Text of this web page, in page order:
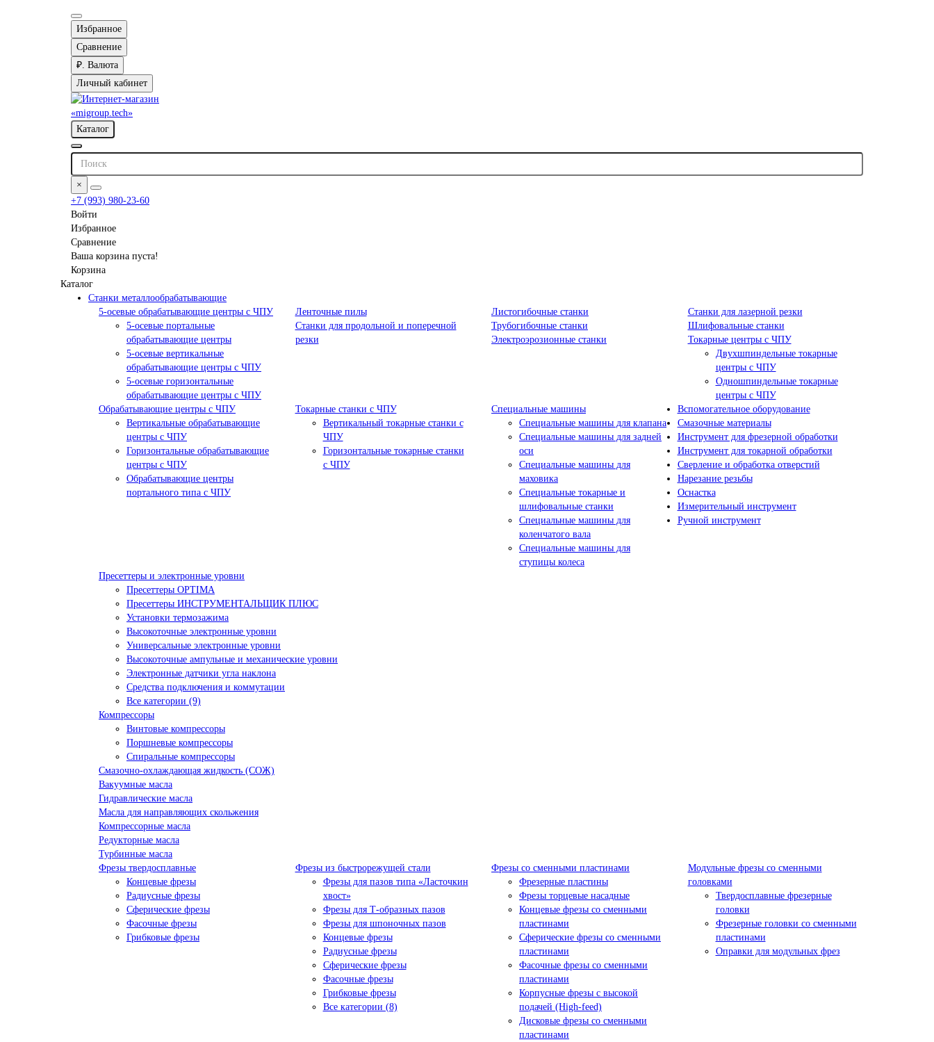
Избранное
Сравнение
₽. Валюта
Личный кабинет
Каталог
×
+7 (993) 980-23-60
Войти
Избранное
Сравнение
Ваша корзина пуста!
Корзина
Каталог
Станки металлообрабатывающие
5-осевые обрабатывающие центры с ЧПУ
5-осевые портальные
обрабатывающие центры
5-осевые вертикальные
обрабатывающие центры с ЧПУ
5-осевые горизонтальные
обрабатывающие центры с ЧПУ
Ленточные пилы Листогибочные станки
Станки для лазерной резки
Станки для продольной и поперечной
резки
Трубогибочные станки
Шлифовальные станки
Электроэрозионные станки
Токарные центры с ЧПУ
Двухшпиндельные токарные
центры с ЧПУ
Одношпиндельные токарные
центры с ЧПУ
Обрабатывающие центры с ЧПУ
Вертикальные обрабатывающие
центры с ЧПУ
Горизонтальные обрабатывающие
центры с ЧПУ
Обрабатывающие центры
портального типа с ЧПУ
Токарные станки с ЧПУ
Вертикальный токарные станки с
ЧПУ
Горизонтальные токарные станки
с ЧПУ
Специальные машины
Специальные машины для клапана
Специальные машины для задней
оси
Специальные машины для
маховика
Специальные токарные и
шлифовальные станки
Специальные машины для
коленчатого вала
Специальные машины для
ступицы колеса
Вспомогательное оборудование
Пресеттеры и электронные уровни
Пресеттеры OPTIMA
Пресеттеры ИНСТРУМЕНТАЛЬЩИК ПЛЮС
Установки термозажима
Высокоточные электронные уровни
Универсальные электронные уровни
Высокоточные ампульные и механические уровни
Электронные датчики угла наклона
Средства подключения и коммутации
Все категории (9)
Компрессоры
Винтовые компрессоры
Поршневые компрессоры
Спиральные компрессоры
Смазочные материалы
Смазочно-охлаждающая жидкость (СОЖ)
Вакуумные масла
Гидравлические масла
Масла для направляющих скольжения
Компрессорные масла
Редукторные масла
Турбинные масла
Инструмент для фрезерной обработки
Фрезы твердосплавные
Концевые фрезы
Радиусные фрезы
Сферические фрезы
Фасочные фрезы
Грибковые фрезы
Фрезы из быстрорежущей стали
Фрезы для пазов типа «Ласточкин
хвост»
Фрезы для Т-образных пазов
Фрезы для шпоночных пазов
Концевые фрезы
Радиусные фрезы
Сферические фрезы
Фасочные фрезы
Грибковые фрезы
Все категории (8)
Фрезы со сменными пластинами
Фрезерные пластины
Фрезы торцевые насадные
Концевые фрезы со сменными
пластинами
Сферические фрезы со сменными
пластинами
Фасочные фрезы со сменными
пластинами
Корпусные фрезы с высокой
подачей (High-feed)
Дисковые фрезы со сменными
пластинами
Модульные фрезы со сменными
головками
Твердосплавные фрезерные
головки
Фрезерные головки со сменными
пластинами
Оправки для модульных фрез
Инструмент для токарной обработки
Сверление и обработка отверстий
Нарезание резьбы
Оснастка
Измерительный инструмент
Ручной инструмент